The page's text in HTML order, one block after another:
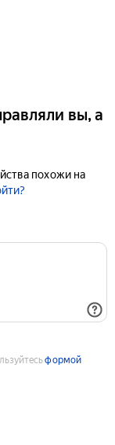
вы, а
похожи на
формой